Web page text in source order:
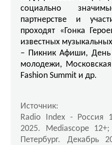
социально
партнерстве и
проходят «Гонка
известных
– Пикник Афиши,
молодежи,
Fashion Summit и др.
Источник:
Radio Index - Россия
2025. Mediascope
Петербург. Декабрь